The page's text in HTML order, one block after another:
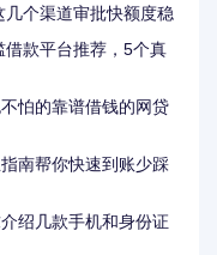
个渠道审批快额度稳
款平台推荐，5个真
怕的靠谱借钱的网贷
南帮你快速到账少踩
绍几款手机和身份证